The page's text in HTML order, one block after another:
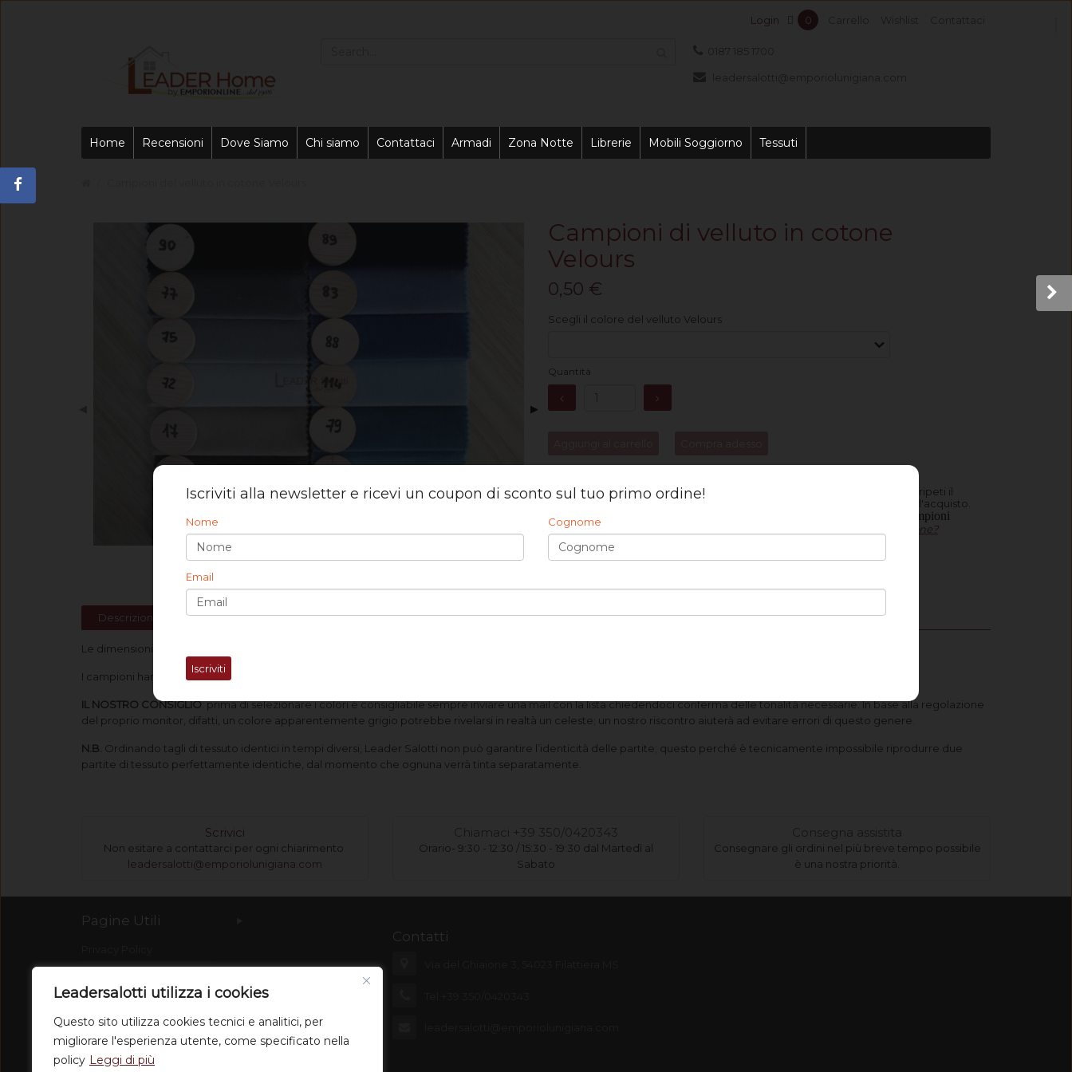
Leadersalotti utilizza i cookies
Questo sito utilizza cookies tecnici e analitici, per
migliorare l'esperienza utente, come specificato nella
policy Leggi di più
Login 0
Home Recensioni Dove Siamo Chi siamo Contattaci Armadi Zona Notte Librerie Mobili Soggiorno Tessuti
▶
Campioni di velluto in cotone
Velours
0,50 €
Scegli il colore del velluto Velours
Quantità
Scegli la/le variante/i di colore che vuoi e clicca su "Aggiungi al carrello", ripeti il
passaggio per tutti i colori che desideri. Vai infine al carrello e completa l'acquisto.
Ti ricordiamo che puoi scegliere anche tra gli altri tessuti disponibili.
I campioni
hanno un costo di € 0,50 Iva inclusa ciascuno.
Come ordinare un campione?
Aggiungi alla wishlist
Descrizione Spedizione
Le dimensioni previste sono di cm 4x5 circa (in base alla disponibilità in magazzino).
I campioni hanno un costo di € 0,50 Iva inclusa ciascuno.
IL NOSTRO CONSIGLIO: prima di selezionare i colori è consigliabile sempre inviare una mail con la lista chiedendoci conferma delle tonalità necessarie. In base alla regolazione
del proprio monitor, difatti, un colore apparentemente grigio potrebbe rivelarsi in realtà un celeste; un nostro riscontro aiuterà ad evitare errori di questo genere.
N.B. Ordinando tagli di tessuto identici in tempi diversi, Leader Salotti non può garantire l’identicità delle partite; questo perché è tecnicamente impossibile riprodurre due
partite di tessuto perfettamente identiche, dal momento che ognuna verrà tinta separatamente.
Scrivici
Non esitare a contattarci per ogni chiarimento
leadersalotti@emporiolunigiana.com
Chiamaci +39 350/0420343
Orario- 9:30 - 12:30 / 15:30 - 19:30 dal Martedì al
Sabato
Consegna assistita
Consegnare gli ordini nel più breve tempo possibile
è una nostra priorità.
Pagine Utili
Condizioni di vendita
Dove Siamo
Chi siamo
Contatti
Iscriviti alla newsletter e ricevi un coupon di sconto sul tuo primo ordine!
Nome Cognome
Email
Iscriviti